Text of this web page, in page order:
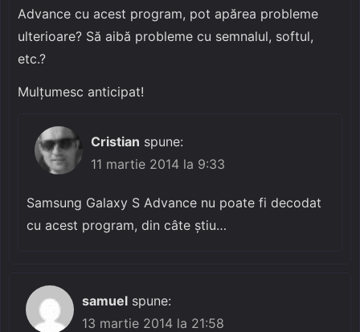
Advance cu acest program, pot apărea probleme
ulterioare? Să aibă probleme cu semnalul, softul,
etc.?
Mulțumesc anticipat!
Cristian spune:
11 martie 2014 la 9:33
Samsung Galaxy S Advance nu poate fi decodat
cu acest program, din câte știu…
samuel spune:
13 martie 2014 la 21:58